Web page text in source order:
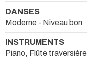
DANSES
Moderne - Niveau bon
INSTRUMENTS
Piano, Flûte traversière